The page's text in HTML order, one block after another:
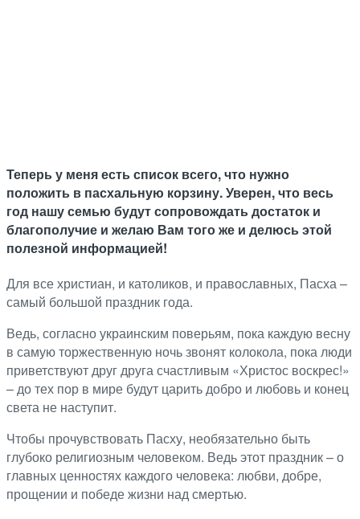
Теперь у меня есть список всего, что нужно
положить в пасхальную корзину. Уверен, что весь
год нашу семью будут сопровождать достаток и
благополучие и желаю Вам того же и делюсь этой
полезной информацией!
Для все христиан, и католиков, и православных, Пасха –
самый большой праздник года.
Ведь, согласно украинским поверьям, пока каждую весну
в самую торжественную ночь звонят колокола, пока люди
приветствуют друг друга счастливым «Христос воскрес!»
– до тех пор в мире будут царить добро и любовь и конец
света не наступит.
Чтобы прочувствовать Пасху, необязательно быть
глубоко религиозным человеком. Ведь этот праздник – о
главных ценностях каждого человека: любви, добре,
прощении и победе жизни над смертью.